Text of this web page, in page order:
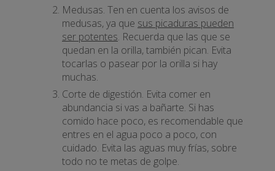
Medusas. Ten en cuenta los avisos de
medusas, ya que sus picaduras pueden
ser potentes. Recuerda que las que se
quedan en la orilla, también pican. Evita
tocarlas o pasear por la orilla si hay
muchas.
Corte de digestión. Evita comer en
abundancia si vas a bañarte. Si has
comido hace poco, es recomendable que
entres en el agua poco a poco, con
cuidado. Evita las aguas muy frías, sobre
todo no te metas de golpe.